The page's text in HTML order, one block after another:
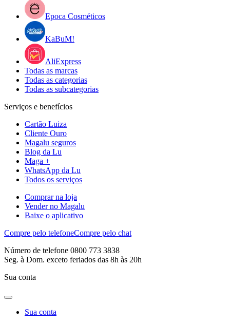
Epoca Cosméticos
KaBuM!
AliExpress
Todas as marcas
Todas as categorias
Todas as subcategorias
Serviços e benefícios
Cartão Luiza
Cliente Ouro
Magalu seguros
Blog da Lu
Maga +
WhatsApp da Lu
Todos os serviços
Comprar na loja
Vender no Magalu
Baixe o aplicativo
Compre pelo telefoneCompre pelo chat
Número de telefone 0800 773 3838
Seg. à Dom. exceto feriados das 8h às 20h
Sua conta
Sua conta